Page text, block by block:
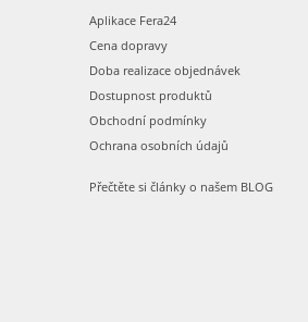
Aplikace Fera24
Cena dopravy
Doba realizace objednávek
Dostupnost produktů
Obchodní podmínky
Ochrana osobních údajů
Přečtěte si články o našem BLOG